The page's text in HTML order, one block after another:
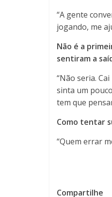
“A gente
jogando, me
Não é a
sentiram a
“Não seria.
sinta um
tem que
Como tentar
“Quem errar
Compartilhe